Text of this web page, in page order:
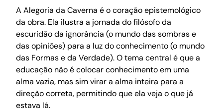
A Alegoria da Caverna é o coração epistemológico
da obra. Ela ilustra a jornada do filósofo da
escuridão da ignorância (o mundo das sombras e
das opiniões) para a luz do conhecimento (o mundo
das Formas e da Verdade). O tema central é que a
educação não é colocar conhecimento em uma
alma vazia, mas sim virar a alma inteira para a
direção correta, permitindo que ela veja o que já
estava lá.